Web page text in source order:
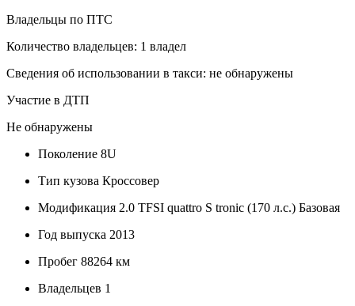
Владельцы по ПТС
Количество владельцев: 1 владел
Сведения об использовании в такси: не обнаружены
Участие в ДТП
Не обнаружены
Поколение 8U
Тип кузова Кроссовер
Модификация 2.0 TFSI quattro S tronic (170 л.с.) Базовая
Год выпуска 2013
Пробег 88264 км
Владельцев 1